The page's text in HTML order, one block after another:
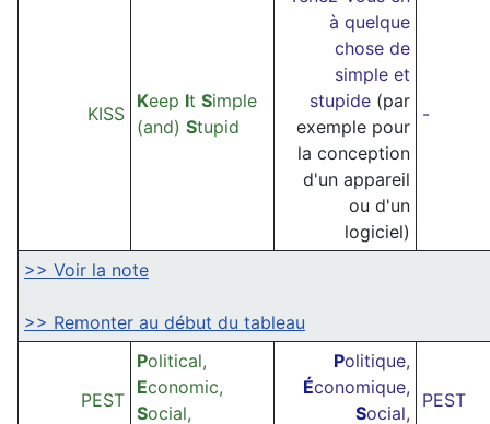
KISS
Keep It Simple
(and) Stupid
à quelque
chose de
simple et
stupide (par
exemple pour
la conception
d'un appareil
ou d'un
logiciel)
-
>> Voir la note
>> Remonter au début du tableau
PEST
Political,
Economic,
Social,
Politique,
Économique,
Social,
PEST